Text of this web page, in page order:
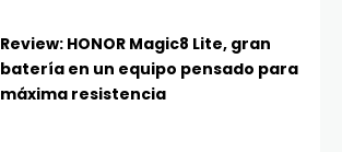
Review: HONOR Magic8 Lite, gran
batería en un equipo pensado para
máxima resistencia